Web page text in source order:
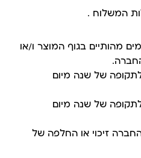
המשלוח .
מהותיים בגוף המוצר ו/או
של שנה מיום
של שנה מיום
זיכוי או החלפה של